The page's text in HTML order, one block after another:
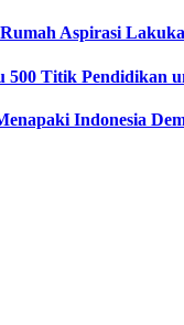
Aspirasi
500 Titik Pendidikan
Indonesia